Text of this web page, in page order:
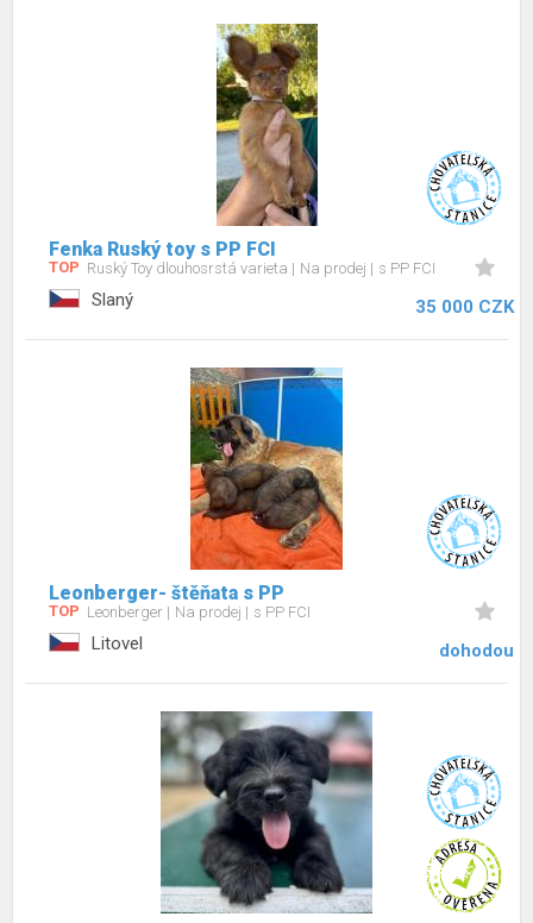
Fenka Ruský toy s PP FCI
TOP Ruský Toy dlouhosrstá varieta Na prodej s PP FCI
Slaný 35 000 CZK
Leonberger- štěňata s PP
TOP Leonberger Na prodej s PP FCI
Litovel dohodou